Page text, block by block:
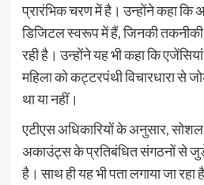
प्रारंभिक चरण में है। उन्होंने कहा कि
डिजिटल स्वरूप में हैं, जिनकी
रही है। उन्होंने यह भी कहा कि
महिला को कट्टरपंथी विचारधारा से
था या नहीं।
एटीएस अधिकारियों के अनुसार, सोशल
अकाउंट्स के प्रतिबंधित संगठनों से जुड़े
है। साथ ही यह भी पता लगाया जा